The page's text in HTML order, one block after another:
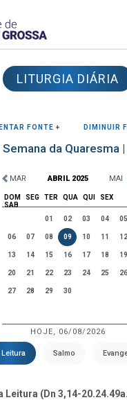
LITURGIA DIÁRIA
FONTE + DIMINUIR
Semana da Quaresma
MAR ABRIL 2025 MAI
DOM SEG TER QUA QUI
SEX
SAB
01
02 03 04 05
06 07 08 09 10 11 12
13 14 15 16 17 18 19
20 21 22 23 24 25 26
27 28 29 30
HOJE, 06/08/2026
Leitura Salmo
Leitura (Dn 3,14-